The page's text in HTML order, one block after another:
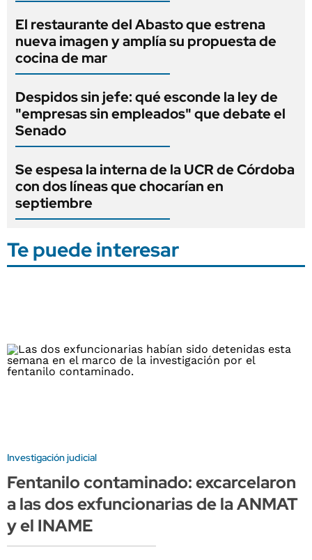
El restaurante del Abasto que estrena
nueva imagen y amplía su propuesta de
cocina de mar
Despidos sin jefe: qué esconde la ley de
"empresas sin empleados" que debate el
Senado
Se espesa la interna de la UCR de Córdoba
con dos líneas que chocarían en
septiembre
Te puede interesar
Investigación judicial
Fentanilo contaminado: excarcelaron
a las dos exfuncionarias de la ANMAT
y el INAME